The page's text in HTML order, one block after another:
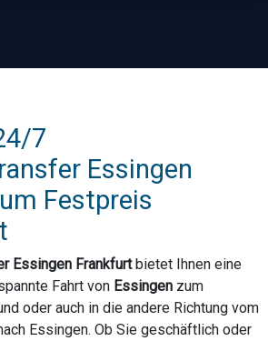
7
Essingen
Festpreis
Essingen Frankfurtbietet Ihnen eine
Fahrt von Essingen zum
oder auch in die andere Richtung vom
Essingen. Ob Sie geschäftlich oder